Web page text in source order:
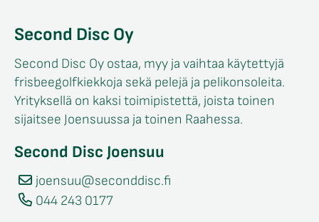
Second Disc Oy
Second Disc Oy ostaa, myy ja vaihtaa käytettyjä
frisbeegolfkiekkoja sekä pelejä ja pelikonsoleita.
Yrityksellä on kaksi toimipistettä, joista toinen
sijaitsee Joensuussa ja toinen Raahessa.
Second Disc Joensuu
joensuu@seconddisc.fi
044 243 0177